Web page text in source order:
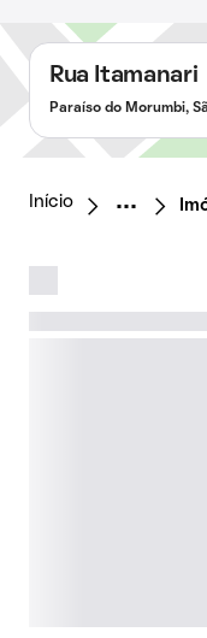
Rua Itamanari
Paraíso do Morumbi,
Início